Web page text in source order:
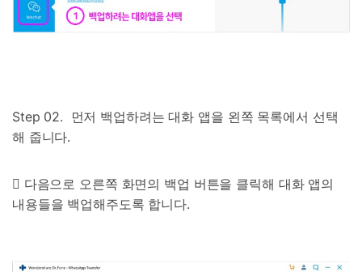
Step 02.  먼저 백업하려는 대화 앱을 왼쪽 목록에서 선택
해 줍니다.
 다음으로 오른쪽 화면의 백업 버튼을 클릭해 대화 앱의
내용들을 백업해주도록 합니다.